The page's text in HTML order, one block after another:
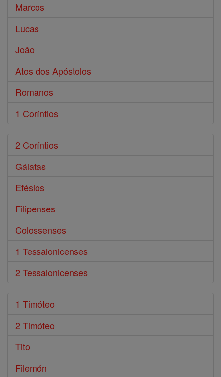
Marcos
Lucas
João
Atos dos Apóstolos
Romanos
1 Coríntios
2 Coríntios
Gálatas
Efésios
Filipenses
Colossenses
1 Tessalonicenses
2 Tessalonicenses
1 Timóteo
2 Timóteo
Tito
Filemón